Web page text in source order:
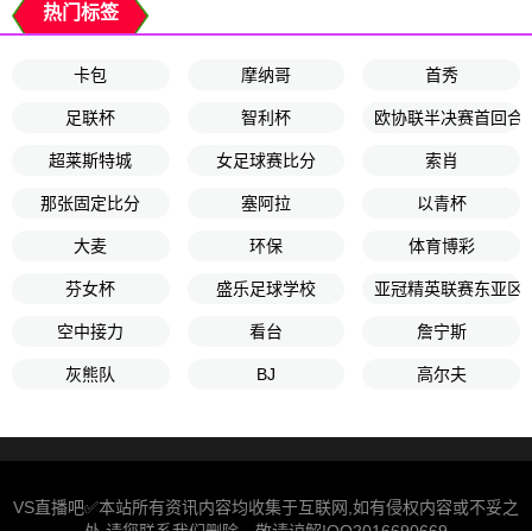
热门标签
卡包 摩纳哥 首秀
足联杯 智利杯 欧协联半决赛首回合
超莱斯特城 女足球赛比分 索肖
那张固定比分 塞阿拉 以青杯
大麦 环保 体育博彩
芬女杯 盛乐足球学校 亚冠精英联赛东亚区
空中接力 看台 詹宁斯
灰熊队 BJ 高尔夫
VS直播吧✅本站所有资讯内容均收集于互联网,如有侵权内容或不妥之